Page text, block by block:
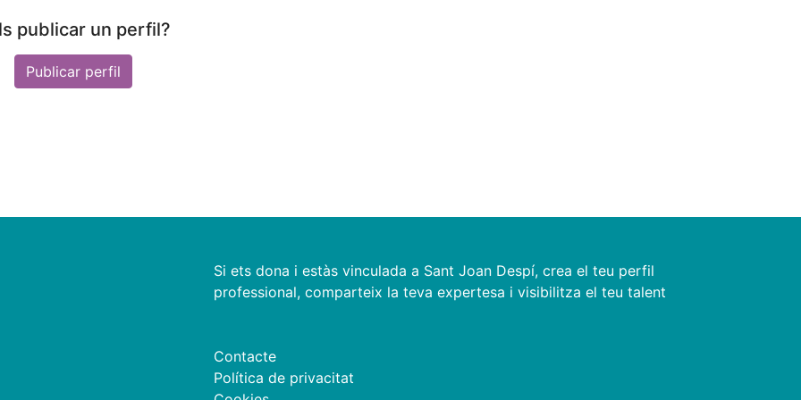
publicar un perfil?
Publicar perfil
Si ets dona i estàs vinculada a Sant Joan Despí, crea el teu perfil
professional, comparteix la teva expertesa i visibilitza el teu talent
Contacte
Política de privacitat